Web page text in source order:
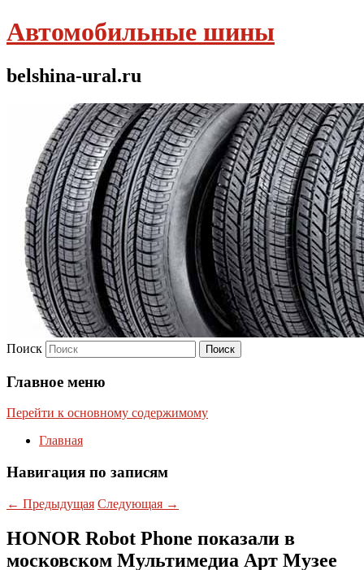
Автомобильные шины
belshina-ural.ru
Поиск
Главное меню
Перейти к основному содержимому
Главная
Навигация по записям
← Предыдущая Следующая →
HONOR Robot Phone показали в
московском Мультимедиа Арт Музее